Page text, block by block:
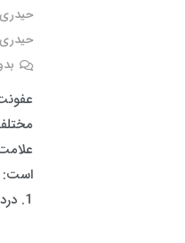
است:
1. درد: یکی از نخستین علائم…